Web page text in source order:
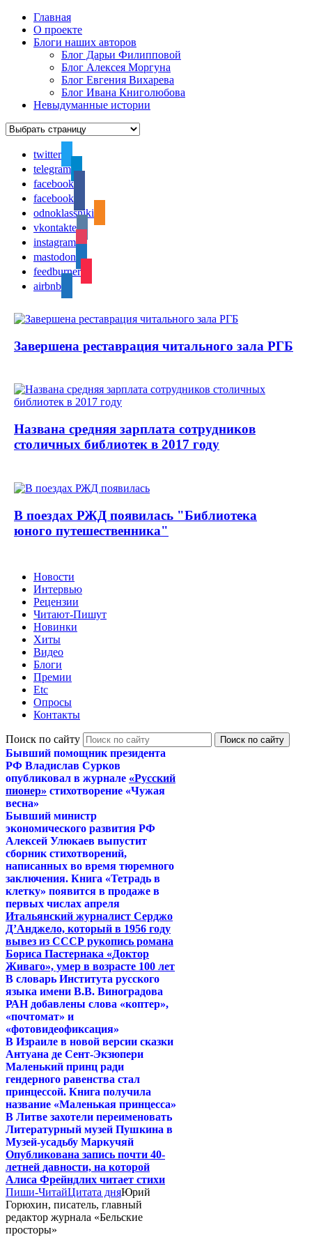
Главная
О проекте
Блоги наших авторов
Блог Дарьи Филипповой
Блог Алексея Моргуна
Блог Евгения Вихарева
Блог Ивана Книголюбова
Невыдуманные истории
twitter
telegram
facebook
facebook
odnoklassniki
vkontakte
instagram
mastodon
feedburner
airbnb
Завершена реставрация читального зала РГБ
Названа средняя зарплата сотрудников
столичных библиотек в 2017 году
В поездах РЖД появилась "Библиотека
юного путешественника"
Новости
Интервью
Рецензии
Читают-Пишут
Новинки
Хиты
Видео
Блоги
Премии
Etc
Опросы
Контакты
Поиск по сайту
Бывший помощник президента
РФ Владислав Сурков
опубликовал в журнале «Русский
пионер» стихотворение «Чужая
весна»
Бывший министр
экономического развития РФ
Алексей Улюкаев выпустит
сборник стихотворений,
написанных во время тюремного
заключения. Книга «Тетрадь в
клетку» появится в продаже в
первых числах апреля
Итальянский журналист Серджо
Д’Анджело, который в 1956 году
вывез из СССР рукопись романа
Бориса Пастернака «Доктор
Живаго», умер в возрасте 100 лет
В словарь Института русского
языка имени В.В. Виноградова
РАН добавлены слова «коптер»,
«почтомат» и
«фотовидеофиксация»
В Израиле в новой версии сказки
Антуана де Сент-Экзюпери
Маленький принц ради
гендерного равенства стал
принцессой. Книга получила
название «Маленькая принцесса»
В Литве захотели переименовать
Литературный музей Пушкина в
Музей-усадьбу Маркучяй
Опубликована запись почти 40-
летней давности, на которой
Алиса Фрейндлих читает стихи
Пиши-ЧитайЦитата дняЮрий
Горюхин, писатель, главный
редактор журнала «Бельские
просторы»